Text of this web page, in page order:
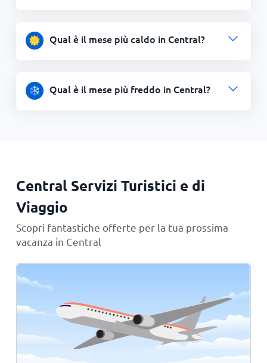
Qual è il mese più caldo in Central?
Qual è il mese più freddo in Central?
Central Servizi Turistici e di
Viaggio
Scopri fantastiche offerte per la tua prossima
vacanza in Central